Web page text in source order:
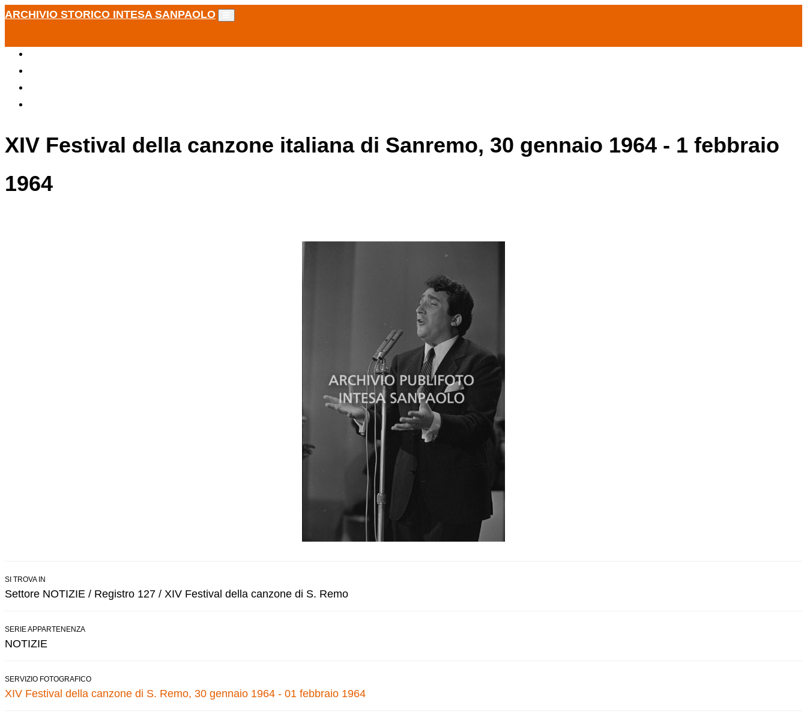
ARCHIVIO STORICO INTESA SANPAOLO
XIV Festival della canzone italiana di Sanremo, 30 gennaio 1964 - 1 febbraio
1964
SI TROVA IN
Settore NOTIZIE / Registro 127 / XIV Festival della canzone di S. Remo
SERIE APPARTENENZA
NOTIZIE
SERVIZIO FOTOGRAFICO
XIV Festival della canzone di S. Remo, 30 gennaio 1964 - 01 febbraio 1964